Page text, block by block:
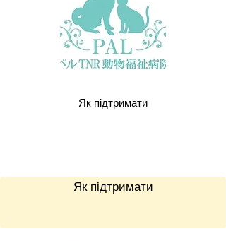
Як підтримати
Як підтримати